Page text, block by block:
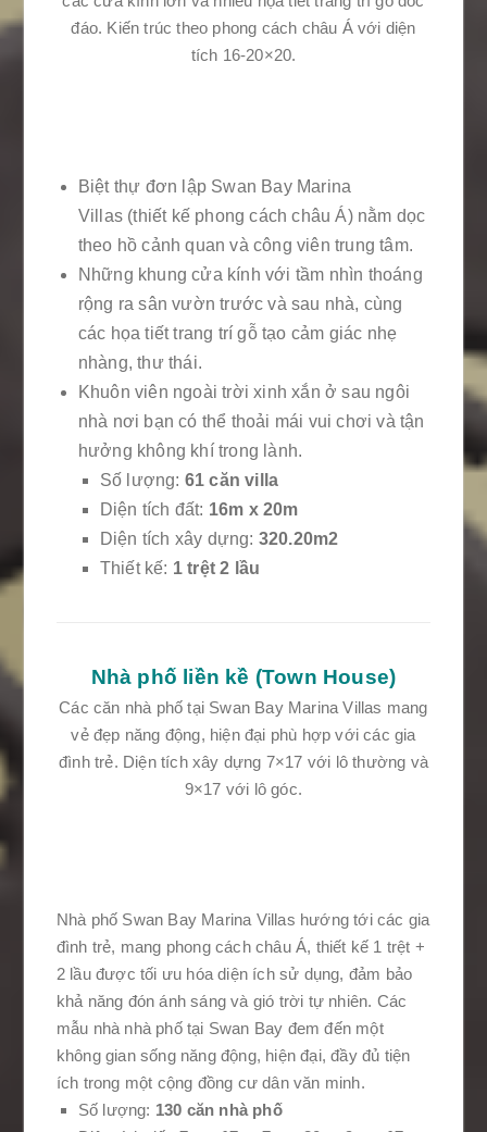
đáo. Kiến trúc theo phong cách châu Á với diện
tích 16-20×20.
Biệt thự đơn lập Swan Bay Marina
Villas (thiết kế phong cách châu Á) nằm dọc
theo hồ cảnh quan và công viên trung tâm.
Những khung cửa kính với tầm nhìn thoáng
rộng ra sân vườn trước và sau nhà, cùng
các họa tiết trang trí gỗ tạo cảm giác nhẹ
nhàng, thư thái.
Khuôn viên ngoài trời xinh xắn ở sau ngôi
nhà nơi bạn có thể thoải mái vui chơi và tận
hưởng không khí trong lành.
Số lượng: 61 căn villa
Diện tích đất: 16m x 20m
Diện tích xây dựng: 320.20m2
Thiết kế: 1 trệt 2 lầu
Nhà phố liền kề (Town House)
Các căn nhà phố tại Swan Bay Marina Villas mang
vẻ đẹp năng động, hiện đại phù hợp với các gia
đình trẻ. Diện tích xây dựng 7×17 với lô thường và
9×17 với lô góc.
Nhà phố Swan Bay Marina Villas hướng tới các gia
đình trẻ, mang phong cách châu Á, thiết kế 1 trệt +
2 lầu được tối ưu hóa diện ích sử dụng, đảm bảo
khả năng đón ánh sáng và gió trời tự nhiên. Các
mẫu nhà nhà phố tại Swan Bay đem đến một
không gian sống năng động, hiện đại, đầy đủ tiện
ích trong một cộng đồng cư dân văn minh.
Số lượng: 130 căn nhà phố